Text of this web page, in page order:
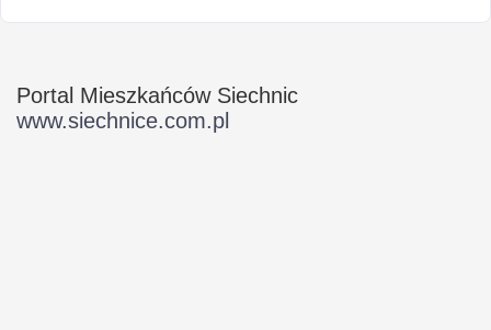
Portal Mieszkańców Siechnic
www.siechnice.com.pl